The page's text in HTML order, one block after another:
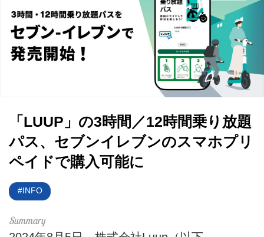
HOME
EV
電動バイク
「LUUP」の3時間／12時間乗り放題
パス、セブンイレブンのスマホプリ
ペイドで購入可能に
INFO